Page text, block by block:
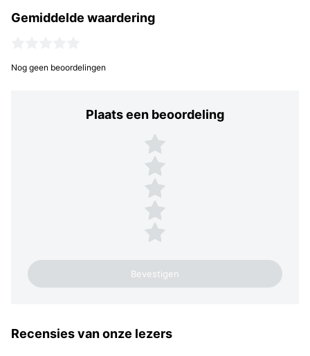
Gemiddelde waardering
Nog geen beoordelingen
Plaats een beoordeling
Plaats een beoordeling
5 sterren
4 sterren
3 sterren
2 sterren
1 ster
Recensies van onze lezers